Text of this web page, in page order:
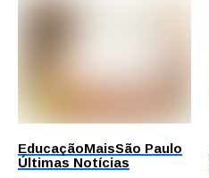
EducaçãoMaisSão Paulo
Últimas Notícias